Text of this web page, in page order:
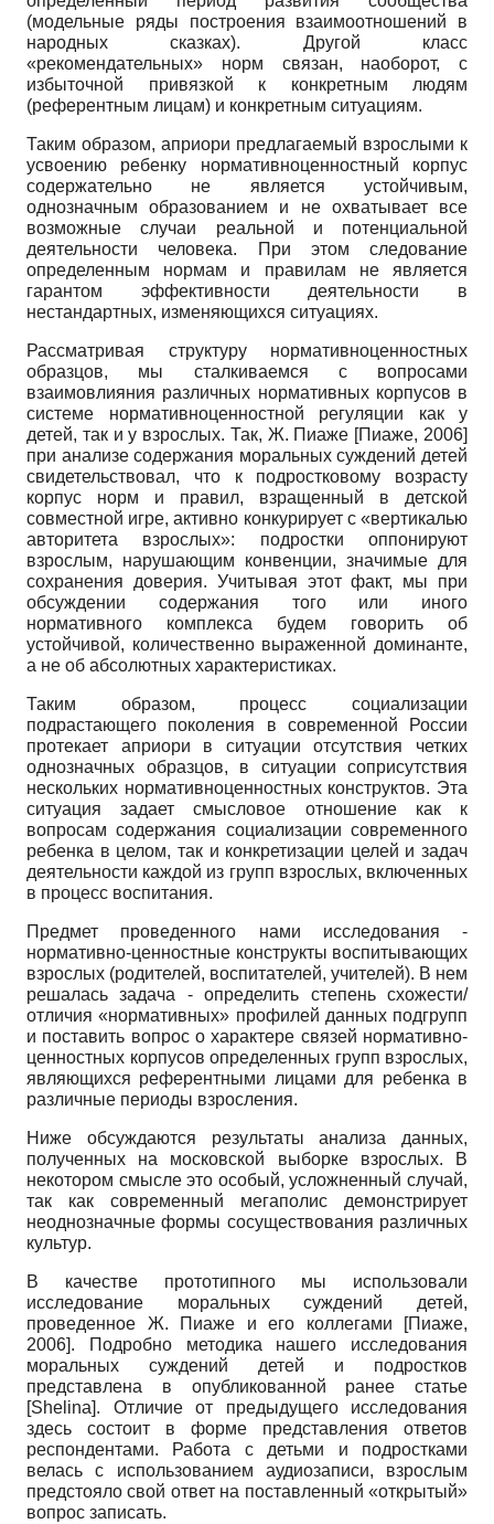
(модельные ряды построения взаимоотношений в
народных сказках). Другой класс
«рекомендательных» норм связан, наоборот, с
избыточной привязкой к конкретным людям
(референтным лицам) и конкретным ситуациям.
Таким образом, априори предлагаемый взрослыми к
усвоению ребенку нормативно­ценностный корпус
содержательно не является устойчивым,
однозначным образованием и не охватывает все
возможные случаи реальной и потенциальной
деятельности человека. При этом следование
определенным нормам и правилам не является
гарантом эффективности деятельности в
нестандартных, изменяющихся ситуациях.
Рассматривая структуру нормативно­ценностных
образцов, мы сталкиваемся с вопросами
взаимовлияния различных нормативных корпусов в
системе нормативно­ценностной регуляции как у
детей, так и у взрослых. Так, Ж. Пиаже [Пиаже, 2006]
при анализе содержания моральных суждений детей
свидетельствовал, что к подростковому возрасту
корпус норм и правил, взращенный в детской
совместной игре, активно конкурирует с «вертикалью
авторитета взрослых»: подростки оппонируют
взрослым, нарушающим конвенции, значимые для
сохранения доверия. Учитывая этот факт, мы при
обсуждении содержания того или иного
нормативного комплекса будем говорить об
устойчивой, количественно выраженной доминанте,
а не об абсолютных характеристиках.
Таким образом, процесс социализации
подрастающего поколения в современной России
протекает априори в ситуации отсутствия четких
однозначных образцов, в ситуации соприсутствия
нескольких нормативно­ценностных конструктов. Эта
ситуация задает смысловое отношение как к
вопросам содержания социализации современного
ребенка в целом, так и конкретизации целей и задач
деятельности каждой из групп взрослых, включенных
в процесс воспитания.
Предмет проведенного нами исследования -
нормативно-ценностные конструкты воспитывающих
взрослых (родителей, воспитателей, учителей). В нем
решалась задача - определить степень схожести/
отличия «нормативных» профилей данных подгрупп
и поставить вопрос о характере связей нормативно-
ценностных корпусов определенных групп взрослых,
являющихся референтными лицами для ребенка в
различные периоды взросления.
Ниже обсуждаются результаты анализа данных,
полученных на московской выборке взрослых. В
некотором смысле это особый, усложненный случай,
так как современный мегаполис демонстрирует
неоднозначные формы сосуществования различных
культур.
В качестве прототипного мы использовали
исследование моральных суждений детей,
проведенное Ж. Пиаже и его коллегами
[Пиаже,
2006]. Подробно методика нашего исследования
моральных суждений детей и подростков
представлена в опубликованной ранее статье
[Shelina]. Отличие от предыдущего исследования
здесь состоит в форме представления ответов
респондентами. Работа с детьми и подростками
велась с использованием аудиозаписи, взрослым
предстояло свой ответ на поставленный «открытый»
вопрос записать.